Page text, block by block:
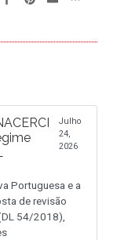
Julho
24,
2026
Portuguesa e a
de revisão
54/2018),